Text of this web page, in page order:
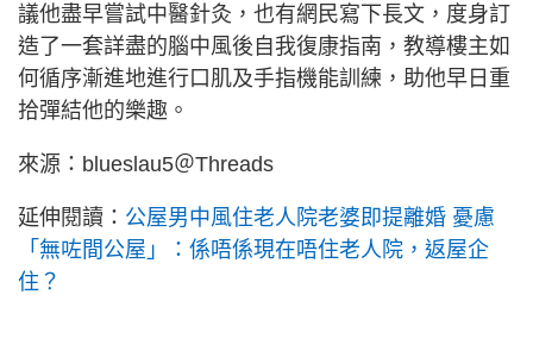
議他盡早嘗試中醫針灸，也有網民寫下長文，度身訂
造了一套詳盡的腦中風後自我復康指南，教導樓主如
何循序漸進地進行口肌及手指機能訓練，助他早日重
拾彈結他的樂趣。
來源：blueslau5＠Threads
延伸閱讀： 公屋男中風住老人院老婆即提離婚 憂慮
「無咗間公屋」：係唔係現在唔住老人院，返屋企
住？